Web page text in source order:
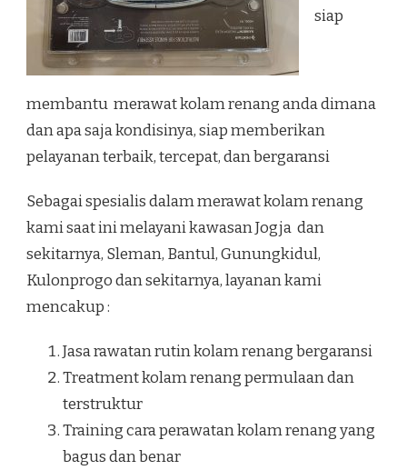
siap
membantu merawat kolam renang anda dimana
dan apa saja kondisinya, siap memberikan
pelayanan terbaik, tercepat, dan bergaransi
Sebagai spesialis dalam merawat kolam renang
kami saat ini melayani kawasan Jogja dan
sekitarnya, Sleman, Bantul, Gunungkidul,
Kulonprogo dan sekitarnya, layanan kami
mencakup :
Jasa rawatan rutin kolam renang bergaransi
Treatment kolam renang permulaan dan
terstruktur
Training cara perawatan kolam renang yang
bagus dan benar